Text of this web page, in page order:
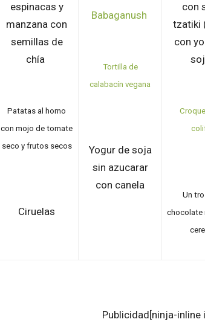
espinacas y
manzana con
semillas de
chía
Patatas al horno
con mojo de tomate
seco y frutos secos
Ciruelas
Babaganush
Tortilla de
calabacín vegana
Yogur de soja
sin azucarar
con canela
con
tzatiki
con
Croq
Un
chocolate
Publicidad [ninja-inline